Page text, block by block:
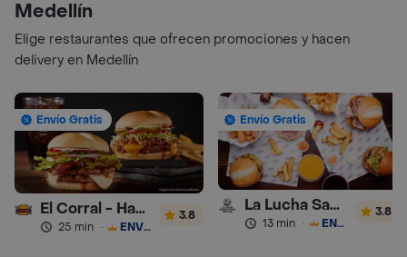
Medellín
Elige restaurantes que ofrecen promociones y hacen
delivery en Medellín
Envío Gratis
El Corral - Hamburguesa
25 min · ENVÍO GRATIS
3.8
Envío Gratis
La Lucha Sanguchería
13 min · ENVÍO GRATIS
3.8